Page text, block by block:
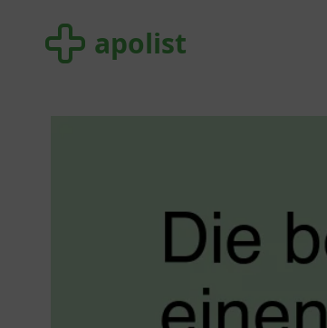
apolist apolist